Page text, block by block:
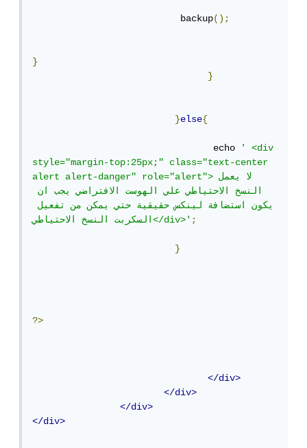
                           backup
();
}
}
}else{
				 echo
' <div
style="margin-top:25px;" class="text-center
alert alert-danger" role="alert">لا يعمل
النسخ الاحتياطي علي الهوست الافتراضي يجب ان
يكون استضافة لينكس حقيقية حتي يمكن من تفعيل
السكربت النسخ الاحتياطي</div>';
}
?>
</div>
</div>
</div>
</div>